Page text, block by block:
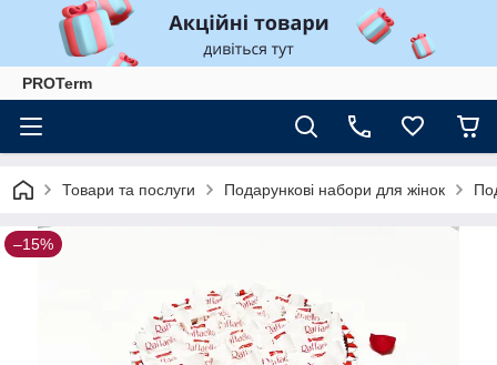
PROTerm
Товари та послуги Подарункові набори для жінок
–15%